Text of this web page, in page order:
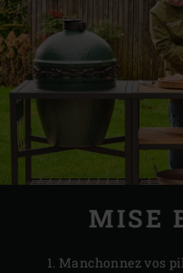
MISE
Manchonnez vos